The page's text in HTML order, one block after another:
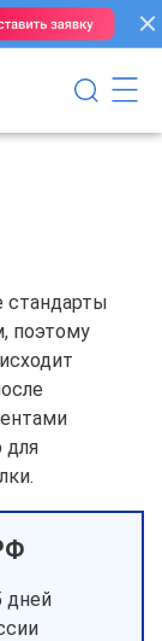
поэтому
для
дней